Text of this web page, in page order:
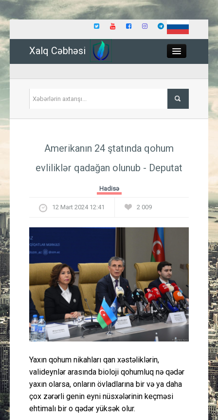
Xalq Cəbhəsi
İqtisadiyyat
Güney Azərbaycan
Mədəniyyət
Müsahibə
İdman
Layihə
Cəmiyyət
Amerikanın 24 ştatında qohum
evliliklər qadağan olunub - Deputat
Hadisə
12 Mart 2024 12:41 2 009
Yaxın qohum nikahları qan xəstəliklərin,
valideynlər arasında bioloji qohumluq nə qədər
yaxın olarsa, onların övladlarına bir və ya daha
çox zərərli genin eyni nüsxələrinin keçməsi
ehtimalı bir o qədər yüksək olur.